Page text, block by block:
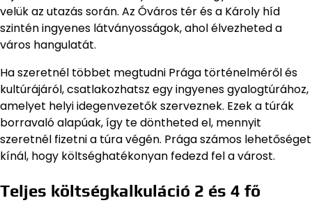
velük az utazás során. Az Óváros tér és a Károly híd
szintén ingyenes látványosságok, ahol élvezheted a
város hangulatát.
Ha szeretnél többet megtudni Prága történelméről és
kultúrájáról, csatlakozhatsz egy ingyenes gyalogtúrához,
amelyet helyi idegenvezetők szerveznek. Ezek a túrák
borravaló alapúak, így te döntheted el, mennyit
szeretnél fizetni a túra végén. Prága számos lehetőséget
kínál, hogy költséghatékonyan fedezd fel a várost.
Teljes költségkalkuláció 2 és 4 fő